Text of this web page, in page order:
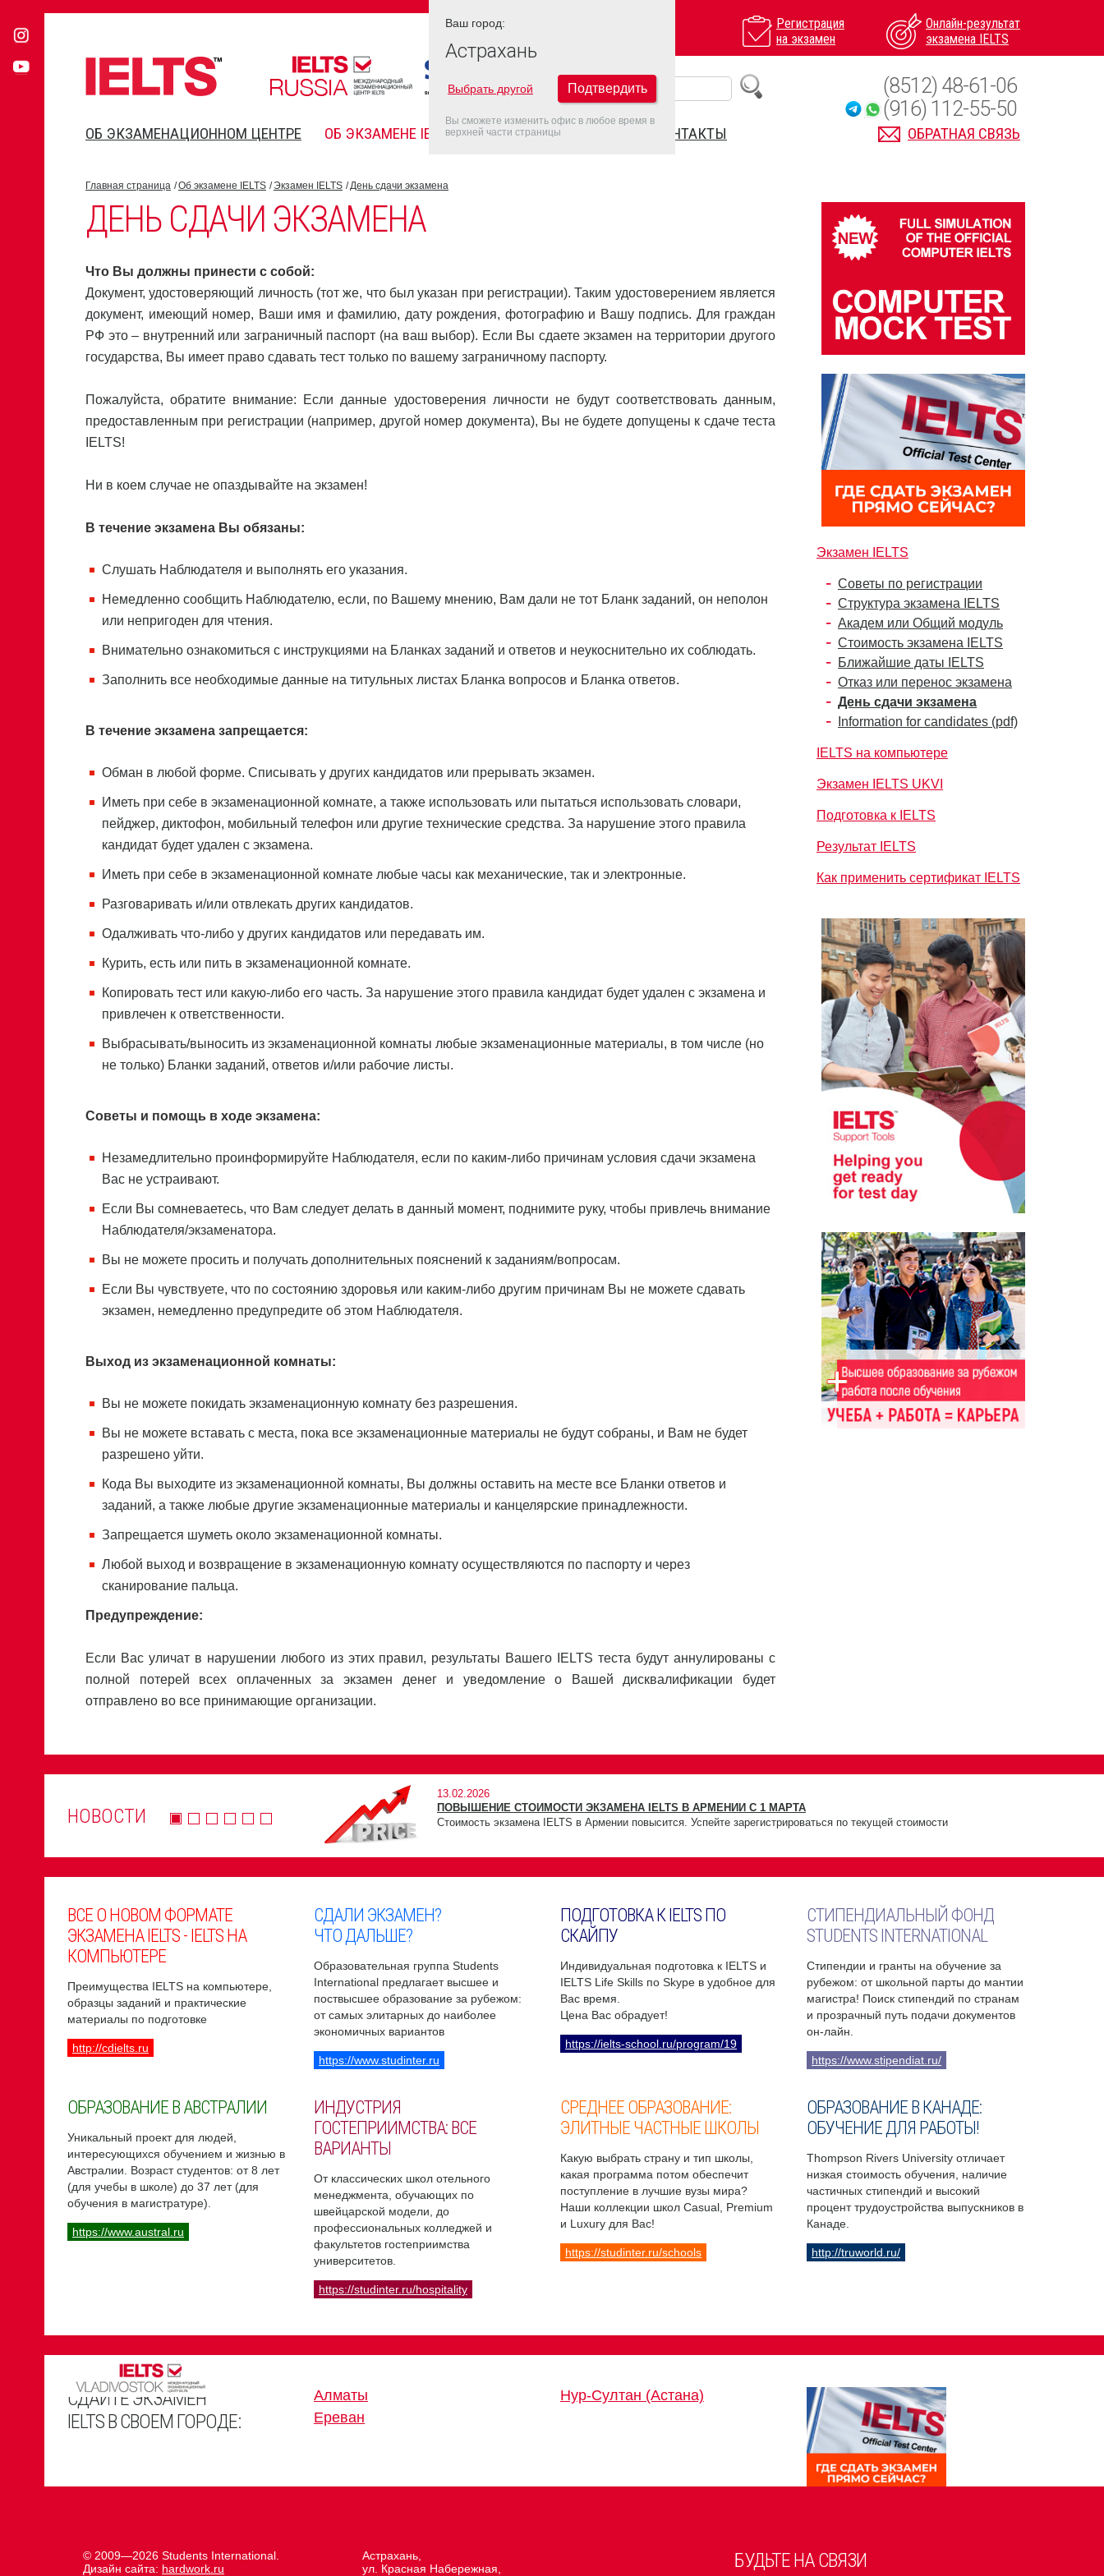
Регистрация
на экзамен
Онлайн-результат
экзамена IELTS
ОБ ЭКЗАМЕНАЦИОННОМ ЦЕНТРЕ ОБ ЭКЗАМЕНЕ IELTS FAQ ДАТЫ IELTS 2022 КОНТАКТЫ ОБРАТНАЯ СВЯЗЬ
(8512) 48-61-06
(916) 112-55-50
Главная страница Об экзамене IELTS Экзамен IELTS День сдачи экзамена
ДЕНЬ СДАЧИ ЭКЗАМЕНА
Что Вы должны принести с собой:
Документ, удостоверяющий личность (тот же, что был указан при регистрации). Таким удостоверением является
документ, имеющий номер, Ваши имя и фамилию, дату рождения, фотографию и Вашу подпись. Для граждан
РФ это – внутренний или заграничный паспорт (на ваш выбор). Если Вы сдаете экзамен на территории другого
государства, Вы имеет право сдавать тест только по вашему заграничному паспорту.
Пожалуйста, обратите внимание: Если данные удостоверения личности не будут соответствовать данным,
предоставленным при регистрации (например, другой номер документа), Вы не будете допущены к сдаче теста
IELTS!
Ни в коем случае не опаздывайте на экзамен!
В течение экзамена Вы обязаны:
Слушать Наблюдателя и выполнять его указания.
Немедленно сообщить Наблюдателю, если, по Вашему мнению, Вам дали не тот Бланк заданий, он неполон
или непригоден для чтения.
Внимательно ознакомиться с инструкциями на Бланках заданий и ответов и неукоснительно их соблюдать.
Заполнить все необходимые данные на титульных листах Бланка вопросов и Бланка ответов.
В течение экзамена запрещается:
Обман в любой форме. Списывать у других кандидатов или прерывать экзамен.
Иметь при себе в экзаменационной комнате, а также использовать или пытаться использовать словари,
пейджер, диктофон, мобильный телефон или другие технические средства. За нарушение этого правила
кандидат будет удален с экзамена.
Иметь при себе в экзаменационной комнате любые часы как механические, так и электронные.
Разговаривать и/или отвлекать других кандидатов.
Одалживать что-либо у других кандидатов или передавать им.
Курить, есть или пить в экзаменационной комнате.
Копировать тест или какую-либо его часть. За нарушение этого правила кандидат будет удален с экзамена и
привлечен к ответственности.
Выбрасывать/выносить из экзаменационной комнаты любые экзаменационные материалы, в том числе (но
не только) Бланки заданий, ответов и/или рабочие листы.
Советы и помощь в ходе экзамена:
Незамедлительно проинформируйте Наблюдателя, если по каким-либо причинам условия сдачи экзамена
Вас не устраивают.
Если Вы сомневаетесь, что Вам следует делать в данный момент, поднимите руку, чтобы привлечь внимание
Наблюдателя/экзаменатора.
Вы не можете просить и получать дополнительных пояснений к заданиям/вопросам.
Если Вы чувствуете, что по состоянию здоровья или каким-либо другим причинам Вы не можете сдавать
экзамен, немедленно предупредите об этом Наблюдателя.
Выход из экзаменационной комнаты:
Вы не можете покидать экзаменационную комнату без разрешения.
Вы не можете вставать с места, пока все экзаменационные материалы не будут собраны, и Вам не будет
разрешено уйти.
Кода Вы выходите из экзаменационной комнаты, Вы должны оставить на месте все Бланки ответов и
заданий, а также любые другие экзаменационные материалы и канцелярские принадлежности.
Запрещается шуметь около экзаменационной комнаты.
Любой выход и возвращение в экзаменационную комнату осуществляются по паспорту и через
сканирование пальца.
Предупреждение:
Если Вас уличат в нарушении любого из этих правил, результаты Вашего IELTS теста будут аннулированы с
полной потерей всех оплаченных за экзамен денег и уведомление о Вашей дисквалификации будет
отправлено во все принимающие организации.
Экзамен IELTS
Советы по регистрации
Структура экзамена IELTS
Академ или Общий модуль
Стоимость экзамена IELTS
Ближайшие даты IELTS
Отказ или перенос экзамена
День сдачи экзамена
Information for candidates (pdf)
IELTS на компьютере
Экзамен IELTS UKVI
Подготовка к IELTS
Результат IELTS
Как применить сертификат IELTS
НОВОСТИ
13.02.2026
ПОВЫШЕНИЕ СТОИМОСТИ ЭКЗАМЕНА IELTS В АРМЕНИИ С 1 МАРТА
Стоимость экзамена IELTS в Армении повысится. Успейте зарегистрироваться по текущей стоимости
ВСЕ О НОВОМ ФОРМАТЕ
ЭКЗАМЕНА IELTS - IELTS НА
КОМПЬЮТЕРЕ
Преимущества IELTS на компьютере,
образцы заданий и практические
материалы по подготовке
http://cdielts.ru
СДАЛИ ЭКЗАМЕН?
ЧТО ДАЛЬШЕ?
Образовательная группа Students
International предлагает высшее и
поствысшее образование за рубежом:
от самых элитарных до наиболее
экономичных вариантов
https://www.studinter.ru
ПОДГОТОВКА К IELTS ПО
СКАЙПУ
Индивидуальная подготовка к IELTS и
IELTS Life Skills по Skype в удобное для
Вас время.
Цена Вас обрадует!
https://ielts-school.ru/program/19
СТИПЕНДИАЛЬНЫЙ ФОНД
STUDENTS INTERNATIONAL
Стипендии и гранты на обучение за
рубежом: от школьной парты до мантии
магистра! Поиск стипендий по странам
и прозрачный путь подачи документов
он-лайн.
https://www.stipendiat.ru/
ОБРАЗОВАНИЕ В АВСТРАЛИИ
Уникальный проект для людей,
интересующихся обучением и жизнью в
Австралии. Возраст студентов: от 8 лет
(для учебы в школе) до 37 лет (для
обучения в магистратуре).
https://www.austral.ru
ИНДУСТРИЯ
ГОСТЕПРИИМСТВА: ВСЕ
ВАРИАНТЫ
От классических школ отельного
менеджмента, обучающих по
швейцарской модели, до
профессиональных колледжей и
факультетов гостеприимства
университетов.
https://studinter.ru/hospitality
СРЕДНЕЕ ОБРАЗОВАНИЕ:
ЭЛИТНЫЕ ЧАСТНЫЕ ШКОЛЫ
Какую выбрать страну и тип школы,
какая программа потом обеспечит
поступление в лучшие вузы мира?
Наши коллекции школ Casual, Premium
и Luxury для Вас!
https://studinter.ru/schools
ОБРАЗОВАНИЕ В КАНАДЕ:
ОБУЧЕНИЕ ДЛЯ РАБОТЫ!
Thompson Rivers University отличает
низкая стоимость обучения, наличие
частичных стипендий и высокий
процент трудоустройства выпускников в
Канаде.
http://truworld.ru/
СДАЙТЕ ЭКЗАМЕН
IELTS В СВОЕМ ГОРОДЕ:
Алматы
Ереван
Нур-Султан (Астана)
БУДЬТЕ НА СВЯЗИ
Астрахань,
ул. Красная Набережная,
© 2009—2026 Students International.
Дизайн сайта: hardwork.ru
Ваш город:
Астрахань
Выбрать другой Подтвердить
Вы сможете изменить офис в любое время в
верхней части страницы